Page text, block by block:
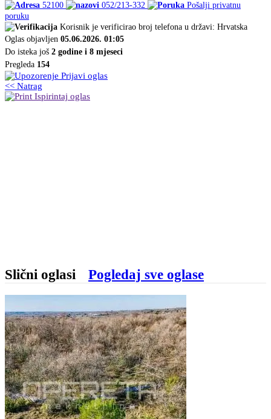
52100
052/213-332
Pošalji privatnu
poruku
Korisnik je verificirao broj telefona u državi: Hrvatska
Oglas objavljen 05.06.2026. 01:05
Do isteka još 2 godine i 8 mjeseci
Pregleda 154
Prijavi oglas
<< Natrag
Ispirintaj oglas
Slični oglasi Pogledaj sve oglase